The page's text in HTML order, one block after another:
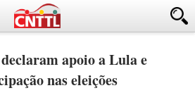
apoio a Lula e
nas eleições